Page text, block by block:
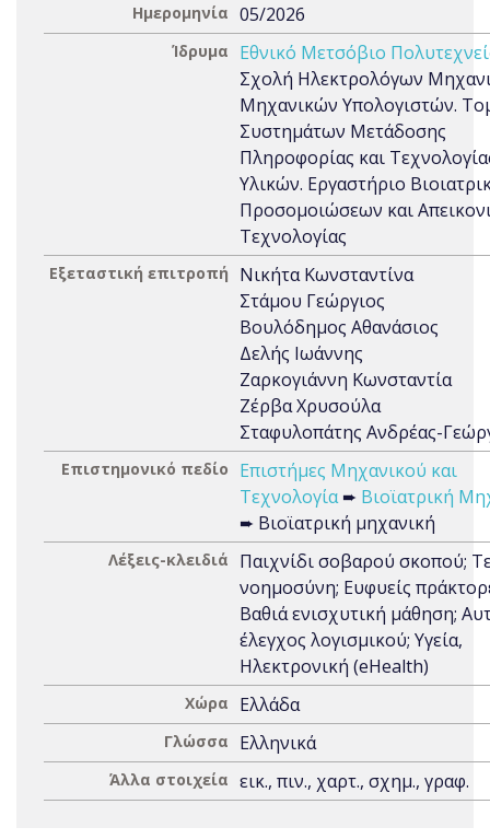
Ημερομηνία 05/2026
Ίδρυμα
Εθνικό Μετσόβιο
Σχολή Ηλεκτρολόγων
Μηχανικών Υπολογιστών.
Συστημάτων Μετάδοσης
Πληροφορίας και
Υλικών. Εργαστήριο
Προσομοιώσεων και
Τεχνολoγίας
Εξεταστική επιτροπή
Νικήτα Κωνσταντίνα
Στάμου Γεώργιος
Βουλόδημος Αθανάσιος
Δελής Ιωάννης
Ζαρκογιάννη Κωνσταντία
Ζέρβα Χρυσούλα
Σταφυλοπάτης Ανδρέας-
Επιστημονικό πεδίο
Επιστήμες Μηχανικού και
Τεχνολογία➨ Βιοϊατρική
➨ Βιοϊατρική μηχανική
Λέξεις-κλειδιά
Παιχνίδι σοβαρού σκοπού;
νοημοσύνη; Ευφυείς
Βαθιά ενισχυτική μάθηση;
έλεγχος λογισμικού; Υγεία,
Ηλεκτρονική (eHealth)
Χώρα Ελλάδα
Γλώσσα Ελληνικά
Άλλα στοιχεία εικ., πιν., χαρτ., σχημ., γραφ.